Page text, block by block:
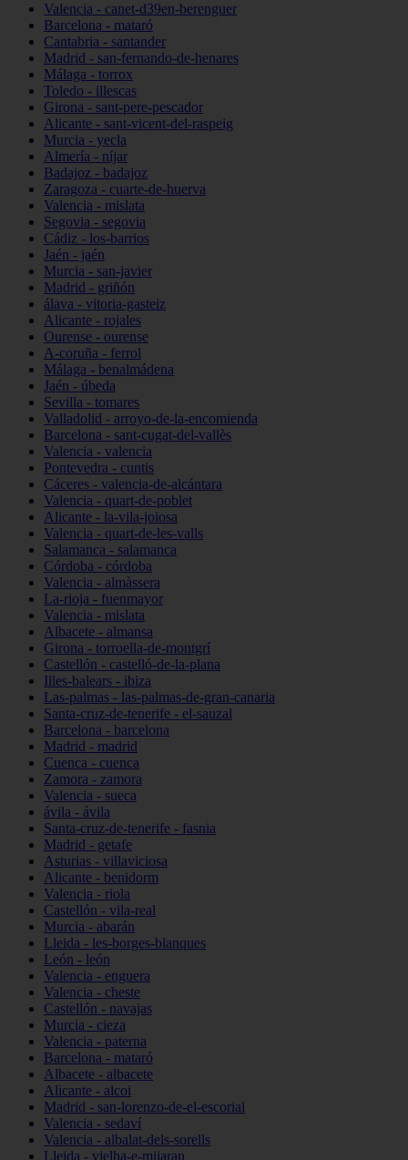
Valencia - canet-d39en-berenguer
Barcelona - mataró
Cantabria - santander
Madrid - san-fernando-de-henares
Málaga - torrox
Toledo - illescas
Girona - sant-pere-pescador
Alicante - sant-vicent-del-raspeig
Murcia - yecla
Almería - níjar
Badajoz - badajoz
Zaragoza - cuarte-de-huerva
Valencia - mislata
Segovia - segovia
Cádiz - los-barrios
Jaén - jaén
Murcia - san-javier
Madrid - griñón
álava - vitoria-gasteiz
Alicante - rojales
Ourense - ourense
A-coruña - ferrol
Málaga - benalmádena
Jaén - úbeda
Sevilla - tomares
Valladolid - arroyo-de-la-encomienda
Barcelona - sant-cugat-del-vallès
Valencia - valencia
Pontevedra - cuntis
Cáceres - valencia-de-alcántara
Valencia - quart-de-poblet
Alicante - la-vila-joiosa
Valencia - quart-de-les-valls
Salamanca - salamanca
Córdoba - córdoba
Valencia - almàssera
La-rioja - fuenmayor
Valencia - mislata
Albacete - almansa
Girona - torroella-de-montgrí
Castellón - castelló-de-la-plana
Illes-balears - ibiza
Las-palmas - las-palmas-de-gran-canaria
Santa-cruz-de-tenerife - el-sauzal
Barcelona - barcelona
Madrid - madrid
Cuenca - cuenca
Zamora - zamora
Valencia - sueca
ávila - ávila
Santa-cruz-de-tenerife - fasnia
Madrid - getafe
Asturias - villaviciosa
Alicante - benidorm
Valencia - riola
Castellón - vila-real
Murcia - abarán
Lleida - les-borges-blanques
León - león
Valencia - enguera
Valencia - cheste
Castellón - navajas
Murcia - cieza
Valencia - paterna
Barcelona - mataró
Albacete - albacete
Alicante - alcoi
Madrid - san-lorenzo-de-el-escorial
Valencia - sedaví
Valencia - albalat-dels-sorells
Lleida - vielha-e-mijaran